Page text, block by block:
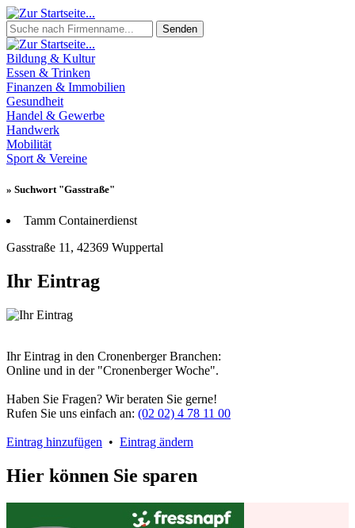
Senden
Bildung & Kultur
Essen & Trinken
Finanzen & Immobilien
Gesundheit
Handel & Gewerbe
Handwerk
Mobilität
Sport & Vereine
» Suchwort "Gasstraße"
Tamm Containerdienst
Gasstraße 11, 42369 Wuppertal
Ihr Eintrag
Ihr Eintrag in den Cronenberger Branchen:
Online und in der "Cronenberger Woche".
Haben Sie Fragen? Wir beraten Sie gerne!
Rufen Sie uns einfach an: (02 02) 4 78 11 00
Eintrag hinzufügen • Eintrag ändern
Hier können Sie sparen